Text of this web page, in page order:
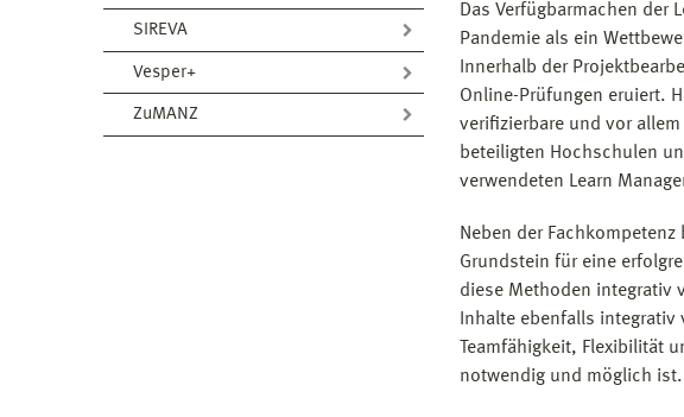
SIREVA
Vesper+
ZuMANZ
Das Verfügbarmachen der
Pandemie als ein
Innerhalb der
Online-Prüfungen eruiert.
verifizierbare und vor
beteiligten Hochschulen
verwendeten Learn
Neben der
Grundstein für eine
diese Methoden integrativ
Inhalte ebenfalls
Teamfähigkeit, Flexibilität
notwendig und möglich